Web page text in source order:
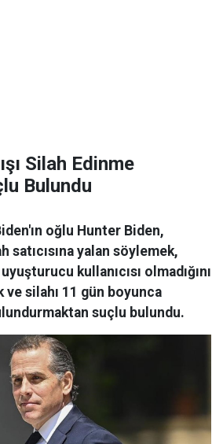
Silah Edinme
Bulundu
oğlu Hunter Biden,
satıcısına yalan söylemek,
kullanıcısı olmadığını
ve silahı 11 gün boyunca
suçlu bulundu.